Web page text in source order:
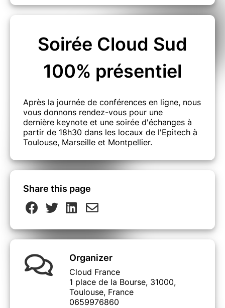
Soirée Cloud Sud
100% présentiel
Après la journée de conférences en ligne, nous
vous donnons rendez-vous pour une
dernière keynote et une soirée d'échanges à
partir de 18h30 dans les locaux de l'Epitech à
Toulouse, Marseille et Montpellier.
Share this page
Organizer
Cloud France
1 place de la Bourse, 31000,
Toulouse, France
0659976860